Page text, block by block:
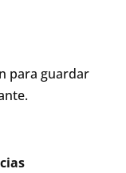
para guardar